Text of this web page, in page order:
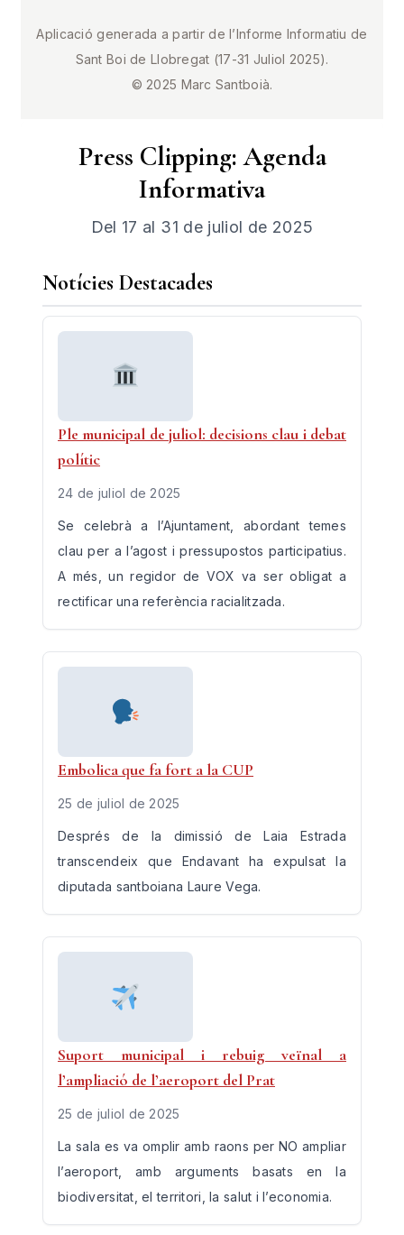
Aplicació generada a partir de l’Informe Informatiu de
Sant Boi de Llobregat (17-31 Juliol 2025).
© 2025 Marc Santboià.
Press Clipping: Agenda
Informativa
Del 17 al 31 de juliol de 2025
Notícies Destacades
Ple municipal de juliol: decisions clau i debat
polític
24 de juliol de 2025
Se celebrà a l’Ajuntament, abordant temes
clau per a l’agost i pressupostos participatius.
A més, un regidor de VOX va ser obligat a
rectificar una referència racialitzada.
Embolica que fa fort a la CUP
25 de juliol de 2025
Després de la dimissió de Laia Estrada
transcendeix que Endavant ha expulsat la
diputada santboiana Laure Vega.
Suport municipal i rebuig veïnal a
l’ampliació de l’aeroport del Prat
25 de juliol de 2025
La sala es va omplir amb raons per NO ampliar
l’aeroport, amb arguments basats en la
biodiversitat, el territori, la salut i l’economia.